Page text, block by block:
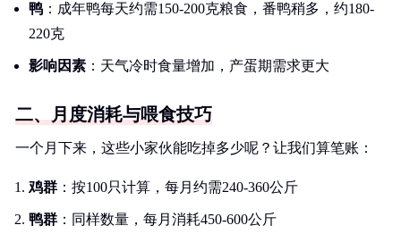
鸭 ：成年鸭每天约需150-200克粮食，番鸭稍多，约180-
220克
影响因素 ：天气冷时食量增加，产蛋期需求更大
二、月度消耗与喂食技巧
一个月下来，这些小家伙能吃掉多少呢？让我们算笔账：
鸡群 ：按100只计算，每月约需240-360公斤
鸭群 ：同样数量，每月消耗450-600公斤